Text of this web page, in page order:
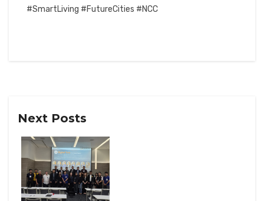
#SmartLiving #FutureCities #NCC
Next Posts